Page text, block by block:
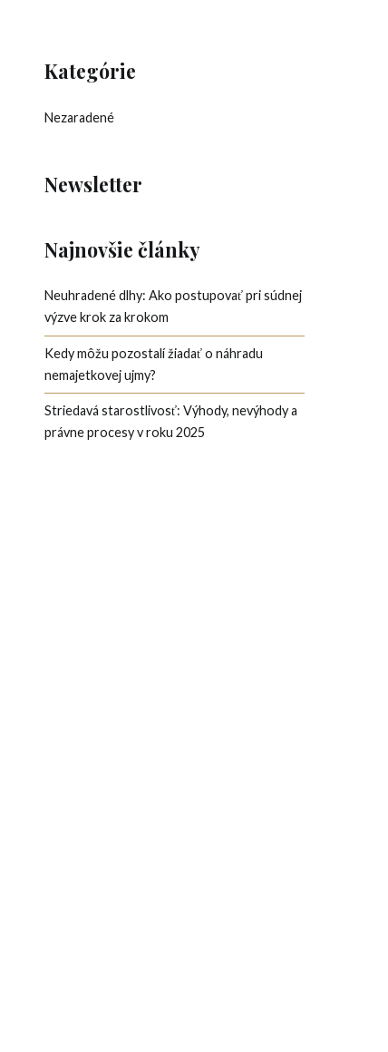
Kategórie
Nezaradené
Newsletter
Najnovšie články
Neuhradené dlhy: Ako postupovať pri súdnej
výzve krok za krokom
Kedy môžu pozostalí žiadať o náhradu
nemajetkovej ujmy?
Striedavá starostlivosť: Výhody, nevýhody a
právne procesy v roku 2025